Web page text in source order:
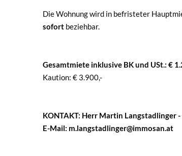
Die Wohnung wird in befristeter
sofort beziehbar.
Gesamtmiete inklusive BK und USt.: €
Kaution: € 3.900,-
KONTAKT: Herr Martin Langstadlinger
E-Mail: m.langstadlinger@immosan.at